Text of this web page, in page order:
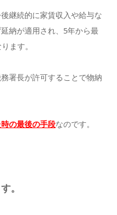
継続的に家賃収入や給与な
納が適用され、5年から最
ます。
署長が許可することで物納
の最後の手段なのです。
。